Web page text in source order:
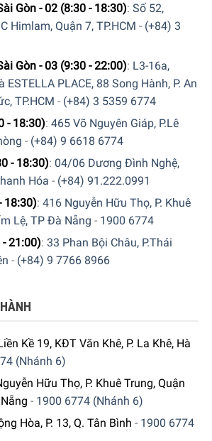
KF96DPPEA gồm2 kệ kính chịu
lưu trữ và phân loại thực phẩm đông
liệu kính có khả năng chịu tải cao,
thực phẩm nặng như thịt, cá hay
phẳng và trơn giúp việc vệ sinh nhanh
đông được trang bị4 hộc chứagiúp
rõ ràng và tránh mùi chéo. Dung tích
cầu trữ đông lâu dài cho gia đình
xuyên dự trữ thực phẩm số lượng
Gòn - 02 (8:30 - 18:30): Số 52,
Himlam, Quận 7, TP.HCM - (+84) 3
Gòn - 03 (9:30 - 22:00): L3-16a,
ESTELLA PLACE, 88 Song Hành, P. An
TP.HCM - (+84) 3 5359 6774
- 18:30): 465 Võ Nguyên Giáp, P.Lê
- (+84) 9 6618 6774
- 18:30): 04/06 Dương Đình Nghệ,
Hóa - (+84) 91.222.0991
18:30): 416 Nguyễn Hữu Thọ, P. Khuê
Lệ, TP Đà Nẵng - 1900 6774
21:00): 33 Phan Bội Châu, P.Thái
- (+84) 9 7766 8966
Kề 19, KĐT Văn Khê, P. La Khê, Hà
(Nhánh 6)
Hữu Thọ, P. Khuê Trung, Quận
- 1900 6774 (Nhánh 6)
Hòa, P. 13, Q. Tân Bình - 1900 6774